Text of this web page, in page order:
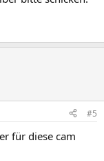
#5
für diese cam